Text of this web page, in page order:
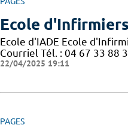
Ecole
Ecole d'IADE Ecole
Courriel Tél. : 04 67 33 88
22/04/2025 19:11
PAGES